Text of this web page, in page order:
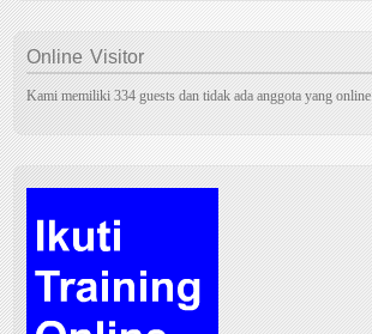
OnlineVisitor
Kami memiliki 334 guests dan tidak ada anggota yang online